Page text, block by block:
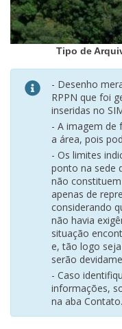
Relevo
(IBGE)
Tipo de
- Desenho
RPPN que foi
inseridas no
- A imagem de
a área, pois
- Os limites
ponto na sede
não
apenas de
considerando
não havia
situação
e, tão logo
serão
- Caso
informações,
na aba Contato.